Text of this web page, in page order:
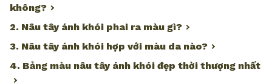
không?
2. Nâu tây ánh khói phai ra màu gì?
3. Nâu tây ánh khói hợp với màu da nào?
4. Bảng màu nâu tây ánh khói đẹp thời thượng nhất